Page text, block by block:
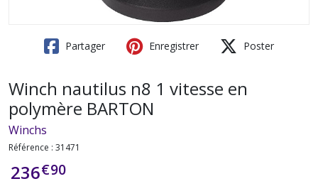
Partager Enregistrer Poster
Winch nautilus n8 1 vitesse en
polymère BARTON
Winchs
Référence : 31471
236€90